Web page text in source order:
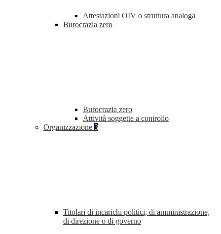
Attestazioni OIV o struttura analoga
Burocrazia zero
Burocrazia zero
Attività soggette a controllo
Organizzazione 3
Titolari di incarichi politici, di amministrazione,
di direzione o di governo